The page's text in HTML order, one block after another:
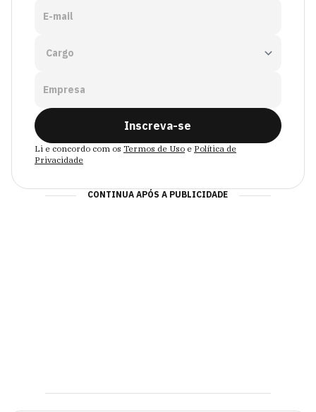
E-mail
Empresa
Inscreva-se
Li e concordo com os Termos de Uso e Política de
Privacidade
CONTINUA APÓS A PUBLICIDADE